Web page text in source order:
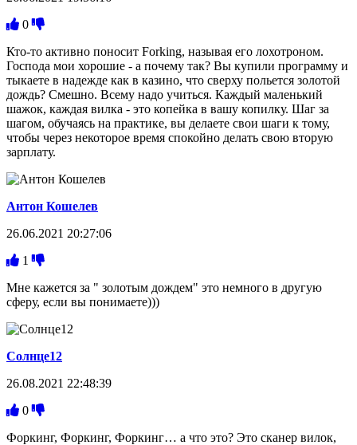
0
Кто-то активно поносит Forking, называя его лохотроном.
Господа мои хорошие - а почему так? Вы купили программу и
тыкаете в надежде как в казино, что сверху польется золотой
дождь? Смешно. Всему надо учиться. Каждый маленький
шажок, каждая вилка - это копейка в вашу копилку. Шаг за
шагом, обучаясь на практике, вы делаете свои шаги к тому,
чтобы через некоторое время спокойно делать свою вторую
зарплату.
Антон Кошелев
26.06.2021 20:27:06
1
Мне кажется за " золотым дождем" это немного в другую
сферу, если вы понимаете)))
Солнце12
26.08.2021 22:48:39
0
Форкинг, Форкинг, Форкинг… а что это? Это сканер вилок,